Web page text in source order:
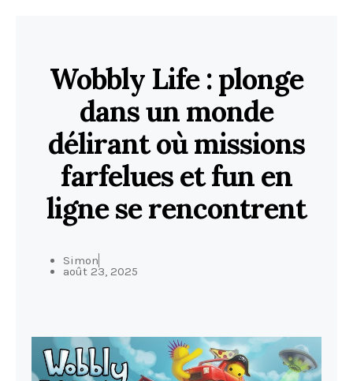
Wobbly Life : plonge
dans un monde
délirant où missions
farfelues et fun en
ligne se rencontrent
Simon
août 23, 2025